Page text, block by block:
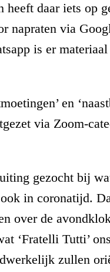
daar iets op
napraten via
is er
en
via Zoom-
gezocht bij
in coronatijd.
over de
‘Fratelli Tutti’
zullen